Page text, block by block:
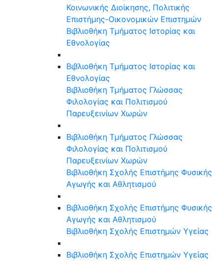
Κοινωνικής Διοίκησης, Πολιτικής
Επιστήμης-Οικονομικών Επιστημών
Βιβλιοθήκη Τμήματος Ιστορίας και
Εθνολογίας
Βιβλιοθήκη Τμήματος Ιστορίας και
Εθνολογίας
Βιβλιοθήκη Τμήματος Γλώσσας
Φιλολογίας και Πολιτισμού
Παρευξεινίων Χωρών
Βιβλιοθήκη Τμήματος Γλώσσας
Φιλολογίας και Πολιτισμού
Παρευξεινίων Χωρών
Βιβλιοθήκη Σχολής Επιστήμης Φυσικής
Αγωγής και Αθλητισμού
Βιβλιοθήκη Σχολής Επιστήμης Φυσικής
Αγωγής και Αθλητισμού
Βιβλιοθήκη Σχολής Επιστημών Υγείας
Βιβλιοθήκη Σχολής Επιστημών Υγείας